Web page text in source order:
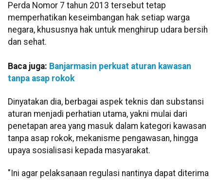
Perda Nomor 7 tahun 2013 tersebut tetap
memperhatikan keseimbangan hak setiap warga
negara, khususnya hak untuk menghirup udara bersih
dan sehat.
Baca juga: Banjarmasin perkuat aturan kawasan
tanpa asap rokok
Dinyatakan dia, berbagai aspek teknis dan substansi
aturan menjadi perhatian utama, yakni mulai dari
penetapan area yang masuk dalam kategori kawasan
tanpa asap rokok, mekanisme pengawasan, hingga
upaya sosialisasi kepada masyarakat.
"Ini agar pelaksanaan regulasi nantinya dapat diterima